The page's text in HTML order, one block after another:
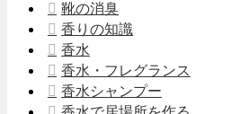
靴の消臭
香りの知識
香水
香水・フレグランス
香水シャンプー